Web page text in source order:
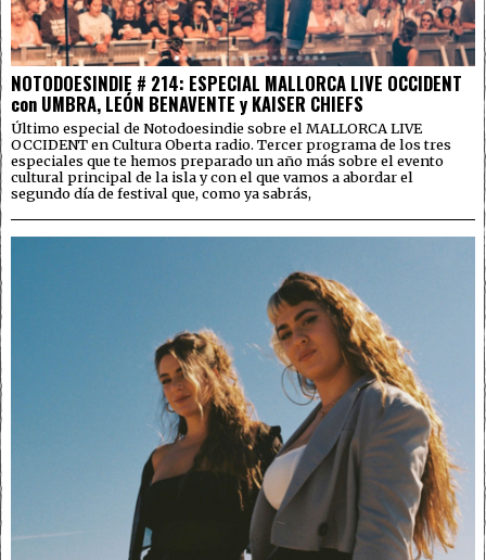
NOTODOESINDIE # 214: ESPECIAL MALLORCA LIVE OCCIDENT
con UMBRA, LEÓN BENAVENTE y KAISER CHIEFS
Último especial de Notodoesindie sobre el MALLORCA LIVE
OCCIDENT en Cultura Oberta radio. Tercer programa de los tres
especiales que te hemos preparado un año más sobre el evento
cultural principal de la isla y con el que vamos a abordar el
segundo día de festival que, como ya sabrás,